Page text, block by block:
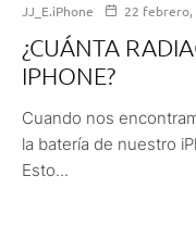
JJ_E.iPhone 22 febrero,
¿CUÁNTA
IPHONE?
Cuando nos
la batería de nuestro
Esto...